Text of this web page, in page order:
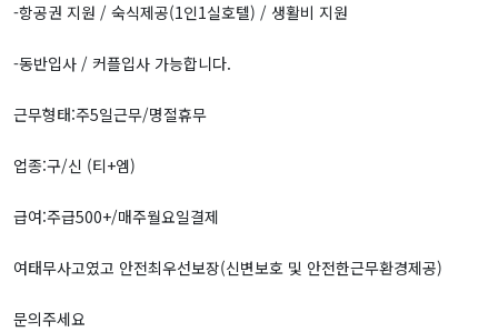
-항공권 지원 / 숙식제공(1인1실호텔) / 생활비 지원
-동반입사 / 커플입사 가능합니다.
근무형태:주5일근무/명절휴무
업종:구/신 (티+엠)
급여:주급500+/매주월요일결제
여태무사고였고 안전최우선보장(신변보호 및 안전한근무환경제공)
문의주세요